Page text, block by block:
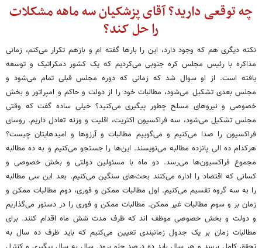
چه توقعی دارید؟ آقای پزشکیان سه ماهه مشکلات
را حل کند؟
نکته دیگری هم که وجود دارد، این را بارها گفته ام و بازهم تکرار می‌کنم، زمانی
مذاکره با رئیس مجلس کره جنوبی می‌کردیم که یک کشور دمکراتیک و توسعه
یافته است. از او سوال شد که زمانی که دوره مجلس قبلی تمام می‌شود و
مجلس بعدی تشکیل می‌شود، مطالبات خود را از دولت و حاکم و امپراتور و بخش
خصوصی و نیروهای مسلح چطور پیگیری می‌کنید؟ خیلی ساده گفت که وقتی
مجلس تشکیل می‌شود، سه فراکسیون اکثریت، اقلیت و وزنه تعادل داریم. روسای
فراکسیون را صدا می‌کنیم و می‌گوییم مطالبات و آرزوها و امیدهایتان چیست؟
هرکدام ده الی پانزده مطالبه می‌نویسند. این‌ها را جستجو می‌کنیم و به ده مطالبه
مجموع فراکسیون‌ها می‌رسد. دو ماه با مسئولین دولتی و بخش خصوصی و
کسانی که اقتصاد را اداره می‌کنند بحث‌های سنگین می‌کنیم. بعد این سی مطالبه
را به سه گروه تقسیم می‌کنیم. اول مطالبات ممکن و فوری، دوم مطالبات ممکن و
زمان بر و سوم مطالبات غیر ممکن. مطالبات ممکن و فوری را در دستور می‌گذاریم
و دولت و بخش خصوصی موظف اند که ظرف مدت شش ماه اقدام کنند. برای
مطالبات زمان بر یک جدول زمانبندی تعیین می‌کنیم که باید ظرف ده سال به